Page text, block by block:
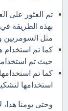
تم العثور على
بهذه الطريقة في
مثل السومريين
كما تم
حيث تم
كما تم
استخدامها
وحتى يومنا هذا،